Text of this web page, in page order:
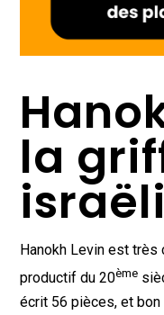
la
Hanokh Levin est très
productif du 20ème
écrit 56 pièces, et